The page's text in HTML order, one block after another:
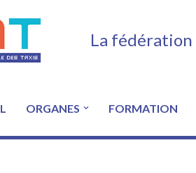
La fédération
ORGANES FORMATION